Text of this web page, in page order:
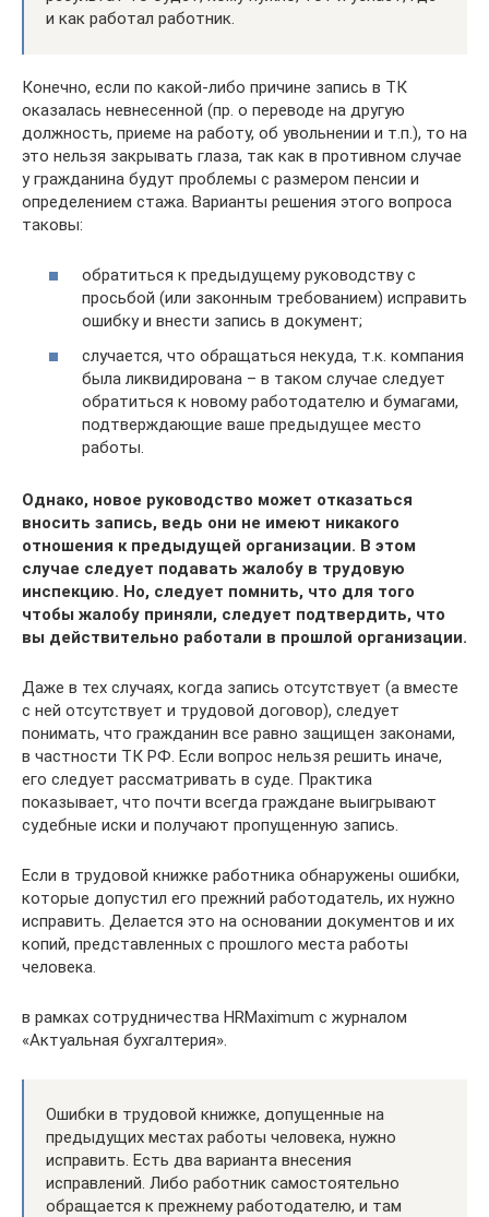
и как работал работник.
Конечно, если по какой-либо причине запись в ТК
оказалась невнесенной (пр. о переводе на другую
должность, приеме на работу, об увольнении и т.п.), то на
это нельзя закрывать глаза, так как в противном случае
у гражданина будут проблемы с размером пенсии и
определением стажа. Варианты решения этого вопроса
таковы:
обратиться к предыдущему руководству с
просьбой (или законным требованием) исправить
ошибку и внести запись в документ;
случается, что обращаться некуда, т.к. компания
была ликвидирована – в таком случае следует
обратиться к новому работодателю и бумагами,
подтверждающие ваше предыдущее место
работы.
Однако, новое руководство может отказаться
вносить запись, ведь они не имеют никакого
отношения к предыдущей организации. В этом
случае следует подавать жалобу в трудовую
инспекцию. Но, следует помнить, что для того
чтобы жалобу приняли, следует подтвердить, что
вы действительно работали в прошлой организации.
Даже в тех случаях, когда запись отсутствует (а вместе
с ней отсутствует и трудовой договор), следует
понимать, что гражданин все равно защищен законами,
в частности ТК РФ. Если вопрос нельзя решить иначе,
его следует рассматривать в суде. Практика
показывает, что почти всегда граждане выигрывают
судебные иски и получают пропущенную запись.
Если в трудовой книжке работника обнаружены ошибки,
которые допустил его прежний работодатель, их нужно
исправить. Делается это на основании документов и их
копий, представленных с прошлого места работы
человека.
в рамках сотрудничества HRMaximum с журналом
«Актуальная бухгалтерия».
Ошибки в трудовой книжке, допущенные на
предыдущих местах работы человека, нужно
исправить. Есть два варианта внесения
исправлений. Либо работник самостоятельно
обращается к прежнему работодателю, и там